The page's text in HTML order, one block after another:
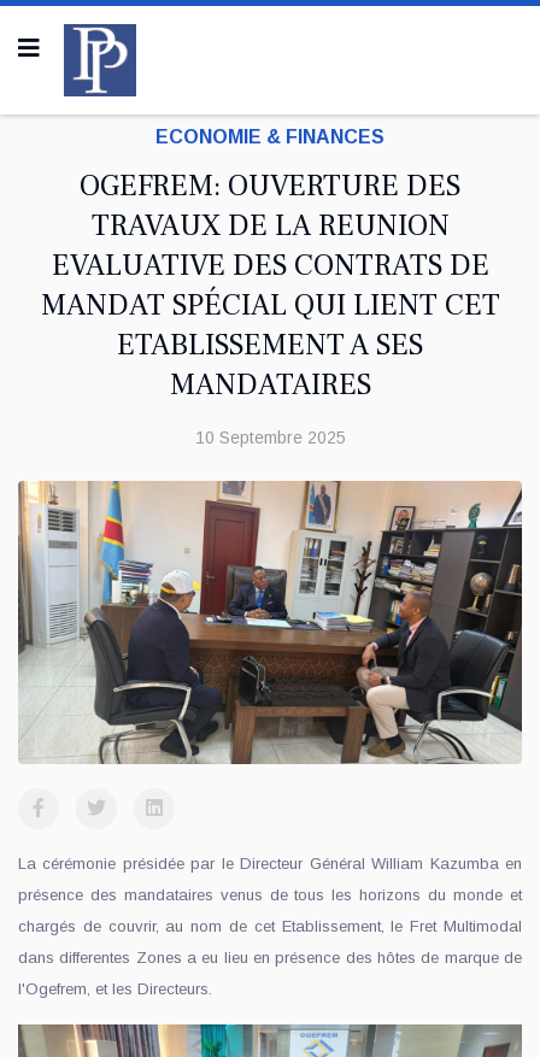
ECONOMIE & FINANCES
OGEFREM: OUVERTURE DES
TRAVAUX DE LA REUNION
EVALUATIVE DES CONTRATS DE
MANDAT SPÉCIAL QUI LIENT CET
ETABLISSEMENT A SES
MANDATAIRES
10 Septembre 2025
La cérémonie présidée par le Directeur Général William Kazumba en
présence des mandataires venus de tous les horizons du monde et
chargés de couvrir, au nom de cet Etablissement, le Fret Multimodal
dans differentes Zones a eu lieu en présence des hôtes de marque de
l'Ogefrem, et les Directeurs.